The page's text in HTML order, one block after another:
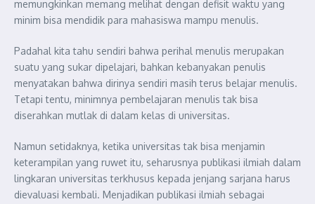
memungkinkan memang melihat dengan defisit waktu yang
minim bisa mendidik para mahasiswa mampu menulis.
Padahal kita tahu sendiri bahwa perihal menulis merupakan
suatu yang sukar dipelajari, bahkan kebanyakan penulis
menyatakan bahwa dirinya sendiri masih terus belajar menulis.
Tetapi tentu, minimnya pembelajaran menulis tak bisa
diserahkan mutlak di dalam kelas di universitas.
Namun setidaknya, ketika universitas tak bisa menjamin
keterampilan yang ruwet itu, seharusnya publikasi ilmiah dalam
lingkaran universitas terkhusus kepada jenjang sarjana harus
dievaluasi kembali. Menjadikan publikasi ilmiah sebagai